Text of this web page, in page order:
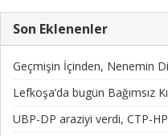
Son Eklenenler
Geçmişin İçinden, Nenemin
Lefkoşa’da bugün Bağımsız
UBP-DP araziyi verdi, CTP-